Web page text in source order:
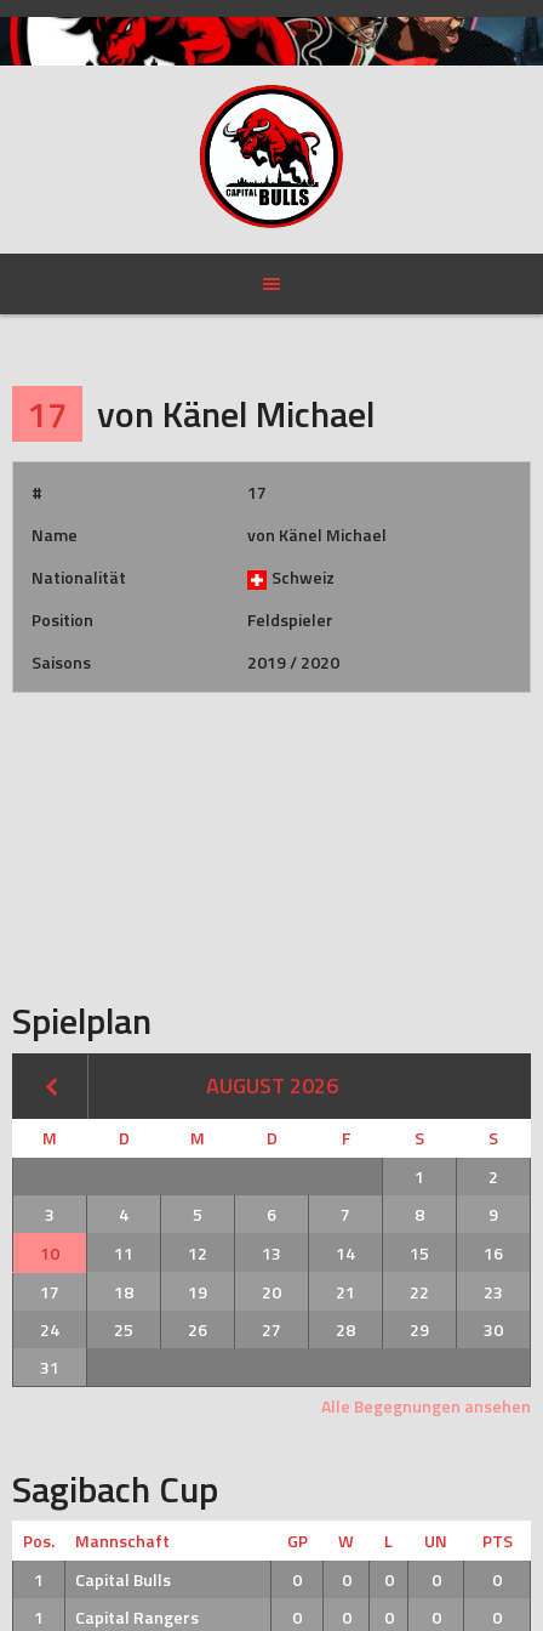
Skip
to
content
17 von Känel Michael
#
17
Name
von Känel Michael
Nationalität
Schweiz
Position
Feldspieler
Saisons
2019 / 2020
Spielplan
AUGUST 2026
M D M D F S
S
1
2
3
4 5 6 7 8
9
10
11 12 13 14 15
16
17
18 19 20 21 22
23
24
25 26 27 28 29
30
31
Alle Begegnungen ansehen
Sagibach Cup
Pos. Mannschaft GP W L UN
PTS
1
Capital Bulls 0 0 0 0
0
1
Capital Rangers 0 0 0 0 0